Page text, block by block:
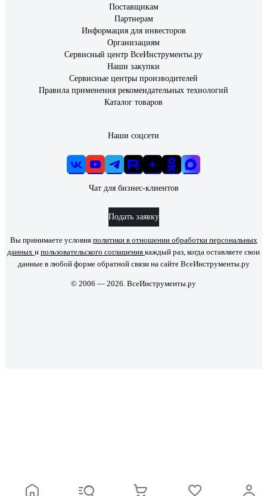
Поставщикам
Партнерам
Информация для инвесторов
Организациям
Сервисный центр ВсеИнструменты.ру
Наши закупки
Сервисные центры производителей
Правила применения рекомендательных технологий
Каталог товаров
Наши соцсети
Чат для бизнес-клиентов
Подать заявку
Вы принимаете условия политики в отношении обработки персональных
данных и пользовательского соглашения каждый раз, когда оставляете свои
данные в любой форме обратной связи на сайте ВсеИнструменты.ру
© 2006 — 2026. ВсеИнструменты.ру